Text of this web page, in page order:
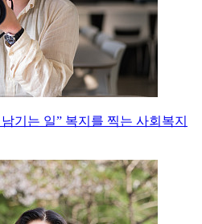
기는 일” 복지를 찍는 사회복지